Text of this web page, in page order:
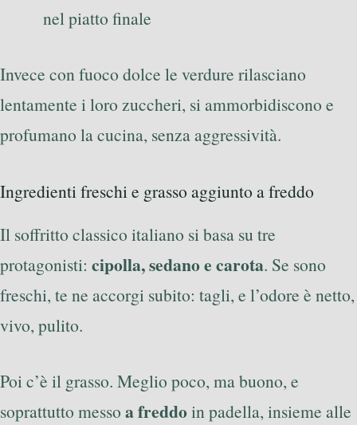
nel piatto finale
Invece con fuoco dolce le verdure rilasciano
lentamente i loro zuccheri, si ammorbidiscono e
profumano la cucina, senza aggressività.
Ingredienti freschi e grasso aggiunto a freddo
Il soffritto classico italiano si basa su tre
protagonisti: cipolla, sedano e carota. Se sono
freschi, te ne accorgi subito: tagli, e l’odore è netto,
vivo, pulito.
Poi c’è il grasso. Meglio poco, ma buono, e
soprattutto messo a freddoin padella, insieme alle